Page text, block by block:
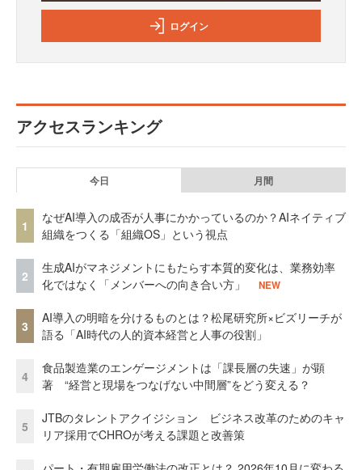
ログイン
アクセスランキング
今日 月間
1
なぜAI導入の成否が人事にかかっているのか？AIネイティブ
組織をつくる「組織OS」という視点
2
生成AIがマネジメントにもたらす本質的変化は、業務効率
化ではなく「メンバーへの向き合い方」
NEW
3
AI導入の明暗を分けるものとは？松尾研究所×ビズリーチが
語る「AI時代の人的資本経営と人事の役割」
4
食品製造業のエンゲージメントは「課長層の失速」が顕
著 “経営と現場をつなげない中間層”をどう変える？
5
JTBのタレントアクイジション ビジネス改革のためのキャ
リア採用でCHROが考える課題と改善策